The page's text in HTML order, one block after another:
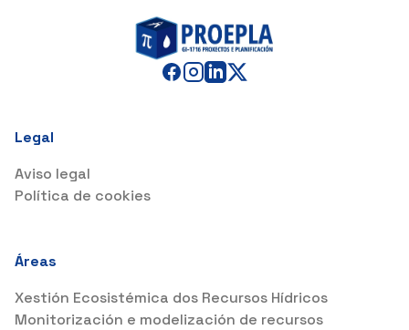
Legal
Aviso legal
Política de cookies
Áreas
Xestión Ecosistémica dos Recursos Hídricos
Monitorización e modelización de recursos